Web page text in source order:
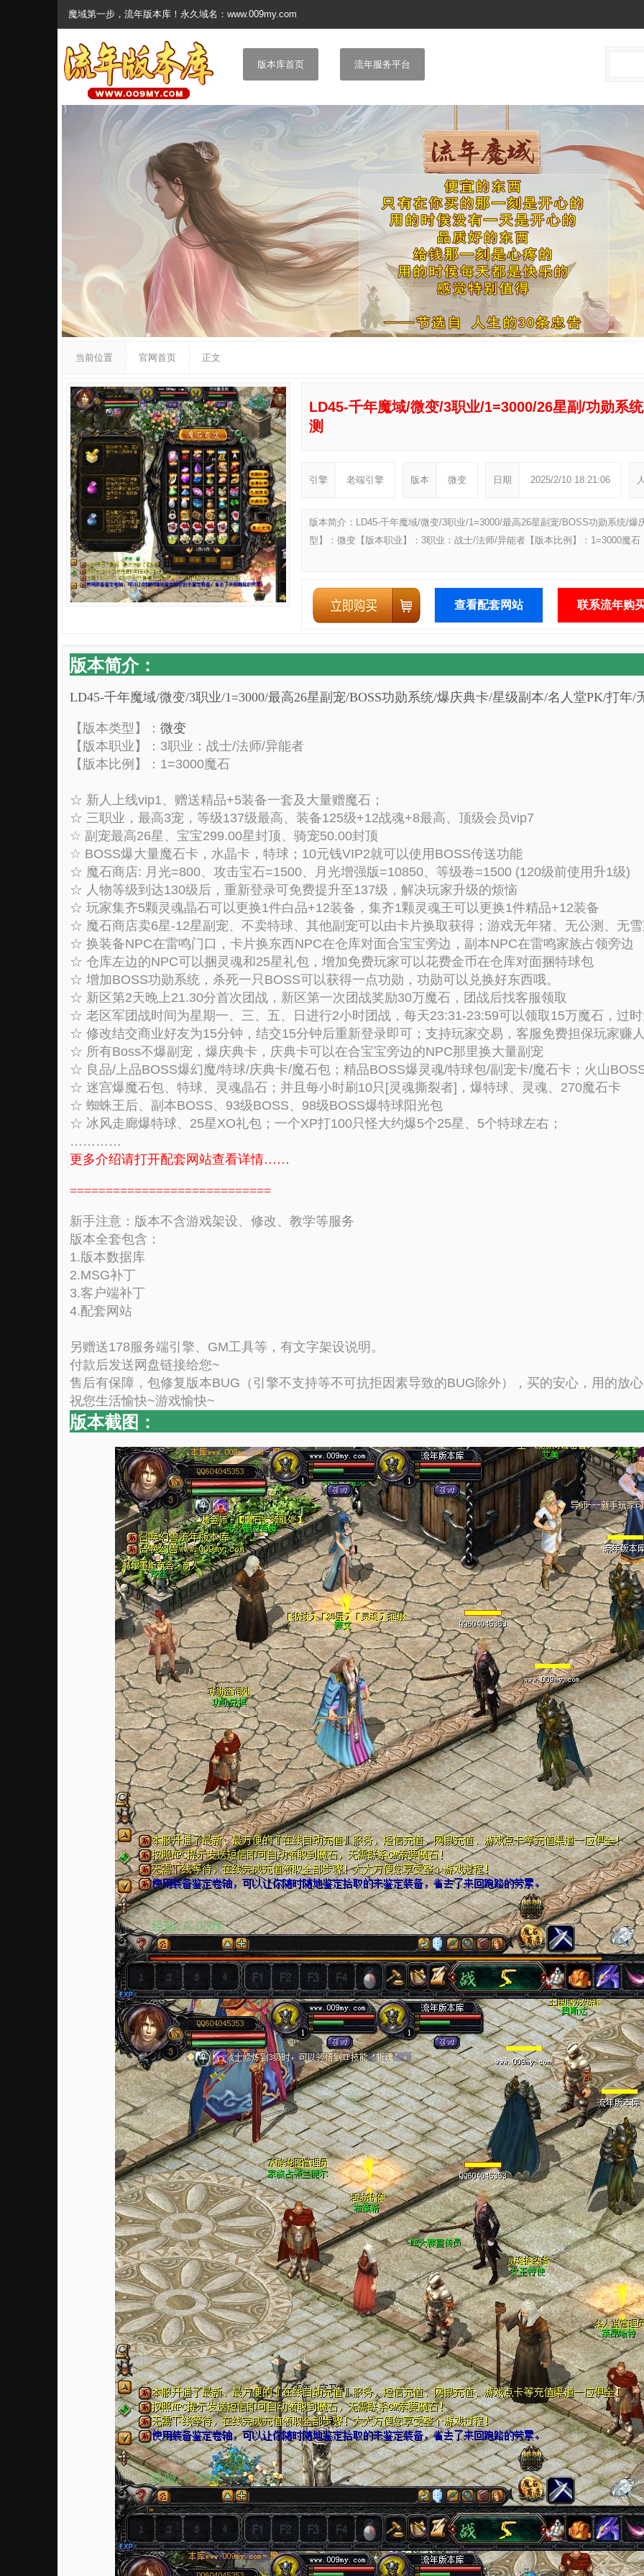
魔域第一步，流年版本库！永久域名：www.009my.com
版本库首页 流年服务平台
当前位置 官网首页 正文
LD45-千年魔域/微变/3职业/1=3000/26星副/功勋系
测
引擎 老端引擎 版本 微变 日期 2025/2/10 18:21:06
版本简介：LD45-千年魔域/微变/3职业/1=3000/最高26星副宠/BOSS功勋系统/
型】：微变【版本职业】：3职业：战士/法师/异能者【版本比例】：1=3000魔石
查看配套网站 联系流年购
版本简介：
LD45-千年魔域/微变/3职业/1=3000/最高26星副宠/BOSS功勋系统/爆庆典卡/星级副本/名人堂PK/打年/
【版本类型】： 微变
【版本职业】：3职业：战士/法师/异能者
【版本比例】：1=3000魔石
☆ 新人上线vip1、赠送精品+5装备一套及大量赠魔石；
☆ 三职业，最高3宠，等级137级最高、装备125级+12战魂+8最高、顶级会员vip7
☆ 副宠最高26星、宝宝299.00星封顶、骑宠50.00封顶
☆ BOSS爆大量魔石卡，水晶卡，特球；10元钱VIP2就可以使用BOSS传送功能
☆ 魔石商店: 月光=800、攻击宝石=1500、月光增强版=10850、等级卷=1500 (120级前使用升1级)
☆ 人物等级到达130级后，重新登录可免费提升至137级，解决玩家升级的烦恼
☆ 玩家集齐5颗灵魂晶石可以更换1件白品+12装备，集齐1颗灵魂王可以更换1件精品+12装备
☆ 魔石商店卖6星-12星副宠、不卖特球、其他副宠可以由卡片换取获得；游戏无年猪、无公测、无
☆ 换装备NPC在雷鸣门口，卡片换东西NPC在仓库对面合宝宝旁边，副本NPC在雷鸣家族占领旁边
☆ 仓库左边的NPC可以捆灵魂和25星礼包，增加免费玩家可以花费金币在仓库对面捆特球包
☆ 增加BOSS功勋系统，杀死一只BOSS可以获得一点功勋，功勋可以兑换好东西哦。
☆ 新区第2天晚上21.30分首次团战，新区第一次团战奖励30万魔石，团战后找客服领取
☆ 老区军团战时间为星期一、三、五、日进行2小时团战，每天23:31-23:59可以领取15万魔石，过
☆ 修改结交商业好友为15分钟，结交15分钟后重新登录即可；支持玩家交易，客服免费担保玩家赚
☆ 所有Boss不爆副宠，爆庆典卡，庆典卡可以在合宝宝旁边的NPC那里换大量副宠
☆ 良品/上品BOSS爆幻魔/特球/庆典卡/魔石包；精品BOSS爆灵魂/特球包/副宠卡/魔石卡；火山
☆ 迷宫爆魔石包、特球、灵魂晶石；并且每小时刷10只[灵魂撕裂者]，爆特球、灵魂、270魔石卡
☆ 蜘蛛王后、副本BOSS、93级BOSS、98级BOSS爆特球阳光包
☆ 冰风走廊爆特球、25星XO礼包；一个XP打100只怪大约爆5个25星、5个特球左右；
…………
更多介绍请打开配套网站查看详情……
============================
新手注意：版本不含游戏架设、修改、教学等服务
版本全套包含：
1.版本数据库
2.MSG补丁
3.客户端补丁
4.配套网站
另赠送178服务端引擎、GM工具等，有文字架设说明。
付款后发送网盘链接给您~
售后有保障，包修复版本BUG（引擎不支持等不可抗拒因素导致的BUG除外），买的安心，用的放
祝您生活愉快~游戏愉快~
版本截图：